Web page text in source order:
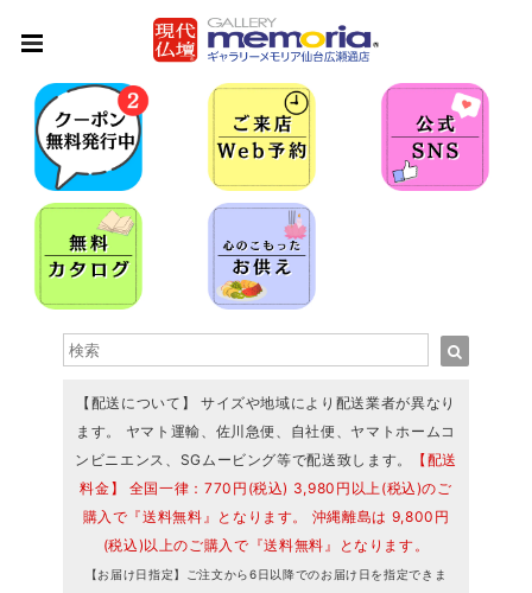
【配送について】 サイズや地域により配送業者が異なり
ます。 ヤマト運輸、佐川急便、自社便、ヤマトホームコ
ンビニエンス、SGムービング等で配送致します。
【配送
料金】 全国一律：770円(税込) 3,980円以上(税込)のご
購入で『送料無料』となります。 沖縄離島は 9,800円
(税込)以上のご購入で『送料無料』となります。
【お届け日指定】ご注文から6日以降でのお届け日を指定できま